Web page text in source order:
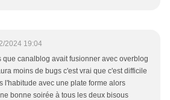
2024 19:04
que canalblog avait fusionner avec overblog
moins de bugs c'est vrai que c'est difficile
l'habitude avec une plate forme alors
bonne soirée à tous les deux bisous